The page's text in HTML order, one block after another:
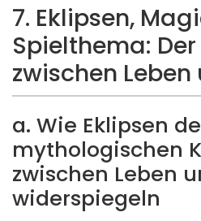
7. Eklipsen,
Spielthema:
zwischen Leben
a. Wie Eklipsen
mythologischen
zwischen Leben
widerspiegeln